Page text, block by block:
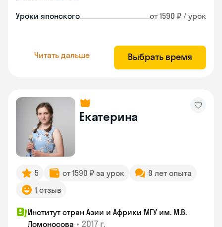
Уроки японского от 1590 ₽ / урок
Читать дальше Выбрать время
Екатерина
5 от 1590 ₽ за урок
9 лет опыта
1 отзыв
Институт стран Азии и Африки МГУ им. М.В.
Ломоносова • 2017 г.